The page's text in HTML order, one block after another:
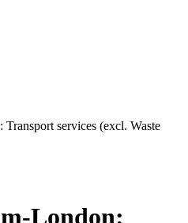
services (excl. Waste
London: